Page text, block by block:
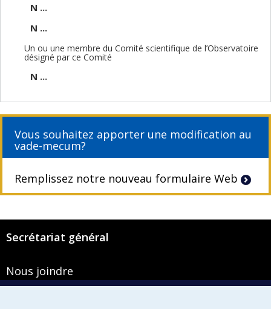
N ...
N ...
Un ou une membre du Comité scientifique de l’Observatoire
désigné par ce Comité
N ...
Vous souhaitez apporter une modification au
vade-mecum?
Remplissez notre nouveau formulaire Web
Secrétariat général
Nous joindre